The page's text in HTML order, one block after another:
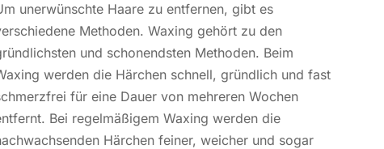
unerwünschte Haare zu entfernen, gibt es
Methoden. Waxing gehört zu den
und schonendsten Methoden. Beim
werden die Härchen schnell, gründlich und fast
für eine Dauer von mehreren Wochen
Bei regelmäßigem Waxing werden die
Härchen feiner, weicher und sogar